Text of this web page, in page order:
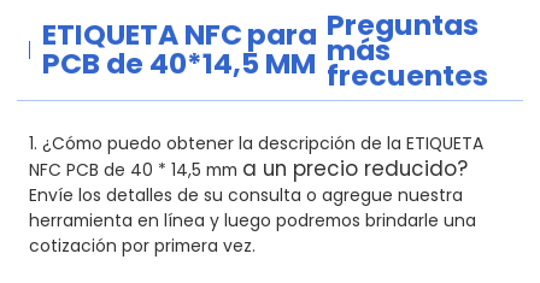
ETIQUETA NFCpara
PCB de 40*14,5 MM
Preguntas
más
frecuentes
1. ¿Cómo puedo obtener la descripción de la ETIQUETA
NFC PCB de 40 * 14,5 mm a un precio reducido?
Envíe los detalles de su consulta o agregue nuestra
herramienta en línea y luego podremos brindarle una
cotización por primera vez.